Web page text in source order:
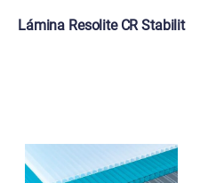
Lámina Resolite CR Stabilit